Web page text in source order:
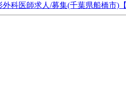
外科医師求人/募集(千葉県船橋市)